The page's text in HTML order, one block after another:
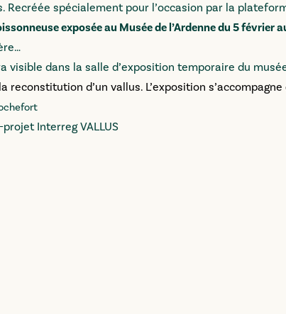
Recréée spécialement pour l’occasion par la
exposée au Musée de l’Ardenne du 5 février
visible dans la salle d’exposition temporaire du
reconstitution d’un vallus. L’exposition
Interreg VALLUS